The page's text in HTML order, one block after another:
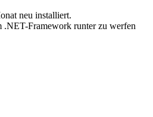
neu installiert.
.NET-Framework runter zu werfen